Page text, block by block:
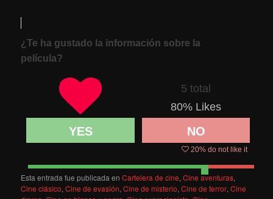
¿Te ha gustado la información sobre la
película?
5 total
80% Likes
YES NO
20% do not like it
Esta entrada fue publicada enCartelera de cine,Cine aventuras,
Cine clásico,Cine de evasión,Cine de misterio,Cine de terror,Cine